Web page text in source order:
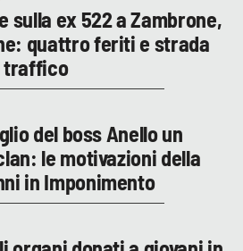
sulla ex 522 a Zambrone,
quattro feriti e strada
traffico
del boss Anello un
le motivazioni della
in Imponimento